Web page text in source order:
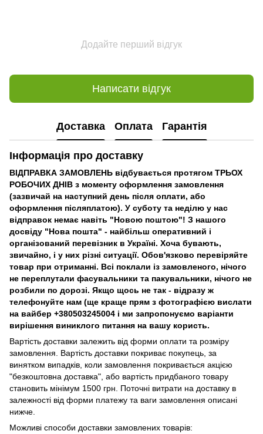
Додайте перший відгук
Написати відгук
Доставка Оплата Гарантія
Інформація про доставку
ВІДПРАВКА ЗАМОВЛЕНЬ відбувається протягом ТРЬОХ
РОБОЧИХ ДНІВ з моменту оформлення замовлення
(зазвичай на наступний день після оплати, або
оформлення післяплатою). У суботу та неділю у нас
відправок немає навіть "Новою поштою"! З нашого
досвіду "Нова пошта" - найбільш оперативний і
організований перевізник в Україні. Хоча бувають,
звичайно, і у них різні ситуації. Обов'язково перевіряйте
товар при отриманні. Всі поклали із замовленого, нічого
не переплутали фасувальники та пакувальники, нічого не
розбили по дорозі. Якщо щось не так - відразу ж
телефонуйте нам (ще краще прям з фотографією вислати
на вайбер +380503245004 і ми запропонуємо варіанти
вирішення виниклого питання на вашу користь.
Вартість доставки залежить від форми оплати та розміру
замовлення. Вартість доставки покриває покупець, за
винятком випадків, коли замовлення покривається акцією
"безкоштовна доставка", або вартість придбаного товару
становить мінімум 1500 грн. Поточні витрати на доставку в
залежності від форми платежу та ваги замовлення описані
нижче.
Можливі способи доставки замовлених товарів: